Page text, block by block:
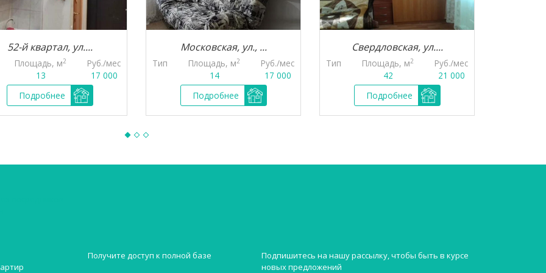
52-й квартал, ул....
Площадь, м2
13
Руб./мес
17 000
Подробнее
Московская, ул., ...
Тип Площадь, м2
14
Руб./мес
17 000
Подробнее
Свердловская, ул....
Тип Площадь, м2
42
Руб./мес
21 000
Подробнее
Получите доступ к полной базе
Подпишитесь на нашу рассылку, чтобы быть в курсе
новых предложений